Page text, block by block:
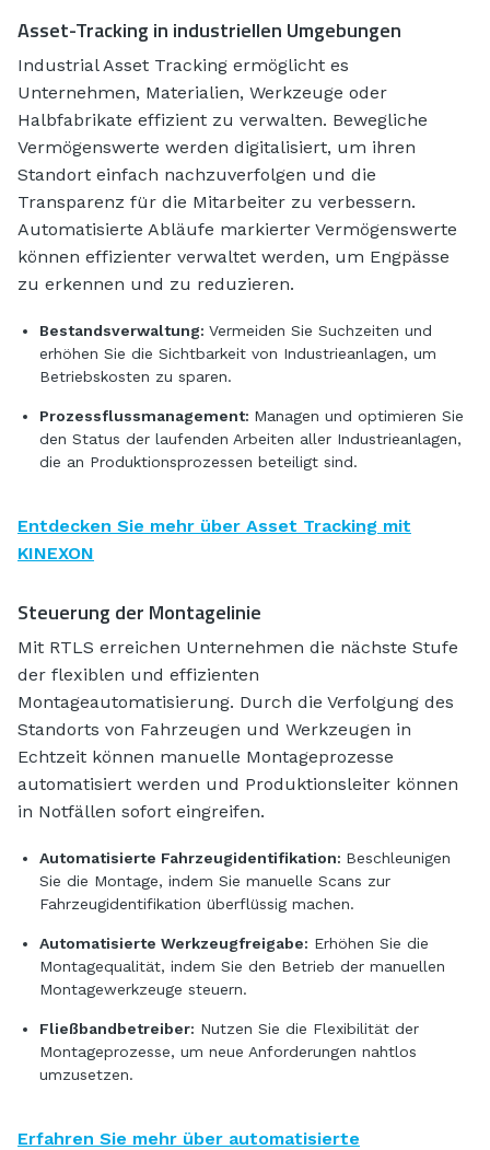
Asset-Tracking in industriellen Umgebungen
Industrial Asset Tracking ermöglicht es
Unternehmen, Materialien, Werkzeuge oder
Halbfabrikate effizient zu verwalten. Bewegliche
Vermögenswerte werden digitalisiert, um ihren
Standort einfach nachzuverfolgen und die
Transparenz für die Mitarbeiter zu verbessern.
Automatisierte Abläufe markierter Vermögenswerte
können effizienter verwaltet werden, um Engpässe
zu erkennen und zu reduzieren.
Bestandsverwaltung: Vermeiden Sie Suchzeiten und
erhöhen Sie die Sichtbarkeit von Industrieanlagen, um
Betriebskosten zu sparen.
Prozessflussmanagement: Managen und optimieren Sie
den Status der laufenden Arbeiten aller Industrieanlagen,
die an Produktionsprozessen beteiligt sind.
Entdecken Sie mehr über Asset Tracking mit
KINEXON
Steuerung der Montagelinie
Mit RTLS erreichen Unternehmen die nächste Stufe
der flexiblen und effizienten
Montageautomatisierung. Durch die Verfolgung des
Standorts von Fahrzeugen und Werkzeugen in
Echtzeit können manuelle Montageprozesse
automatisiert werden und Produktionsleiter können
in Notfällen sofort eingreifen.
Automatisierte Fahrzeugidentifikation: Beschleunigen
Sie die Montage, indem Sie manuelle Scans zur
Fahrzeugidentifikation überflüssig machen.
Automatisierte Werkzeugfreigabe: Erhöhen Sie die
Montagequalität, indem Sie den Betrieb der manuellen
Montagewerkzeuge steuern.
Fließbandbetreiber: Nutzen Sie die Flexibilität der
Montageprozesse, um neue Anforderungen nahtlos
umzusetzen.
Erfahren Sie mehr über automatisierte